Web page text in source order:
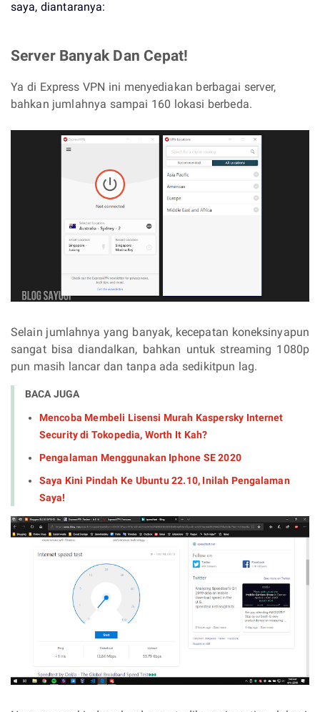
saya, diantaranya:
Server Banyak Dan Cepat!
Ya di Express VPN ini menyediakan berbagai server,
bahkan jumlahnya sampai 160 lokasi berbeda.
Selain jumlahnya yang banyak, kecepatan koneksinyapun
sangat bisa diandalkan, bahkan untuk streaming 1080p
pun masih lancar dan tanpa ada sedikitpun lag.
BACA JUGA
Mencoba Membeli Lisensi Murah Kaspersky Internet
Security di Tokopedia, Worth It Kah?
Pengalaman Menggunakan Iphone SE 2020
Saya Kini Pindah Ke Ubuntu 22.10, Inilah Pengalaman
Saya!